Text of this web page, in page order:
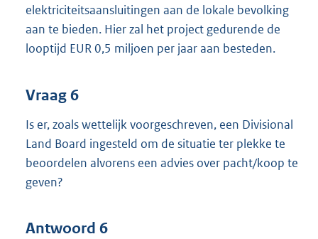
elektriciteitsaansluitingen aan de lokale bevolking
aan te bieden. Hier zal het project gedurende de
looptijd EUR 0,5 miljoen per jaar aan besteden.
Vraag 6
Is er, zoals wettelijk voorgeschreven, een Divisional
Land Board ingesteld om de situatie ter plekke te
beoordelen alvorens een advies over pacht/koop te
geven?
Antwoord 6